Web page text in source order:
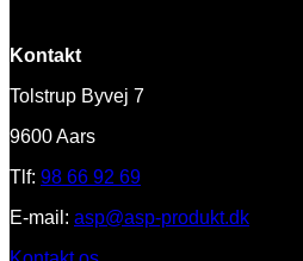
Kontakt
Tolstrup Byvej 7
9600 Aars
Tlf: 98 66 92 69
E-mail: asp@asp-produkt.dk